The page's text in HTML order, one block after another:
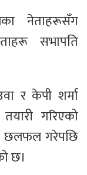
नेताहरूसँग
सभापति
र केपी शर्मा
गरिएको
छलफल गरेपछि
छ।